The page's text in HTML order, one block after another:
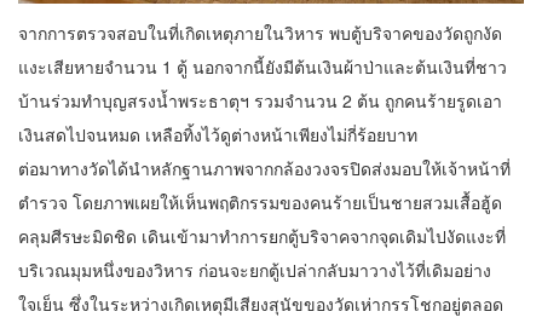
จากการตรวจสอบในที่เกิดเหตุภายในวิหาร พบตู้บริจาคของวัดถูกงัด
แงะเสียหายจำนวน 1 ตู้ นอกจากนี้ยังมีต้นเงินผ้าป่าและต้นเงินที่ชาว
บ้านร่วมทำบุญสรงน้ำพระธาตุฯ รวมจำนวน 2 ต้น ถูกคนร้ายรูดเอา
เงินสดไปจนหมด เหลือทิ้งไว้ดูต่างหน้าเพียงไม่กี่ร้อยบาท
ต่อมาทางวัดได้นำหลักฐานภาพจากกล้องวงจรปิดส่งมอบให้เจ้าหน้าที่
ตำรวจ โดยภาพเผยให้เห็นพฤติกรรมของคนร้ายเป็นชายสวมเสื้อฮู้ด
คลุมศีรษะมิดชิด เดินเข้ามาทำการยกตู้บริจาคจากจุดเดิมไปงัดแงะที่
บริเวณมุมหนึ่งของวิหาร ก่อนจะยกตู้เปล่ากลับมาวางไว้ที่เดิมอย่าง
ใจเย็น ซึ่งในระหว่างเกิดเหตุมีเสียงสุนัขของวัดเห่ากรรโชกอยู่ตลอด